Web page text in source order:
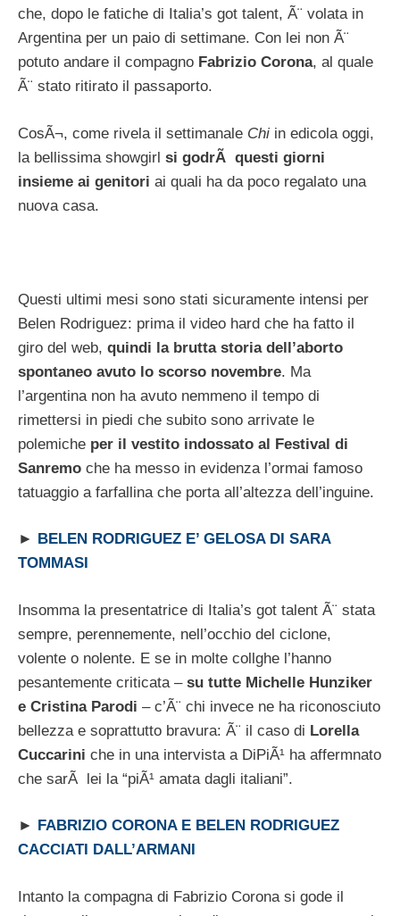
che, dopo le fatiche di Italia’s got talent, Ã¨ volata in
Argentina per un paio di settimane. Con lei non Ã¨
potuto andare il compagno Fabrizio Corona, al quale
Ã¨ stato ritirato il passaporto.
CosÃ¬, come rivela il settimanale Chi in edicola oggi,
la bellissima showgirl si godrÃ questi giorni
insieme ai genitori ai quali ha da poco regalato una
nuova casa.
Questi ultimi mesi sono stati sicuramente intensi per
Belen Rodriguez: prima il video hard che ha fatto il
giro del web, quindi la brutta storia dell’aborto
spontaneo avuto lo scorso novembre. Ma
l’argentina non ha avuto nemmeno il tempo di
rimettersi in piedi che subito sono arrivate le
polemiche per il vestito indossato al Festival di
Sanremo che ha messo in evidenza l’ormai famoso
tatuaggio a farfallina che porta all’altezza dell’inguine.
►
BELEN RODRIGUEZ E’ GELOSA DI SARA
TOMMASI
Insomma la presentatrice di Italia’s got talent Ã¨ stata
sempre, perennemente, nell’occhio del ciclone,
volente o nolente. E se in molte collghe l’hanno
pesantemente criticata – su tutte Michelle Hunziker
e Cristina Parodi – c’Ã¨ chi invece ne ha riconosciuto
bellezza e soprattutto bravura: Ã¨ il caso di Lorella
Cuccarini che in una intervista a DiPiÃ¹ ha affermnato
che sarÃ lei la “piÃ¹ amata dagli italiani”.
►
FABRIZIO CORONA E BELEN RODRIGUEZ
CACCIATI DALL’ARMANI
Intanto la compagna di Fabrizio Corona si gode il